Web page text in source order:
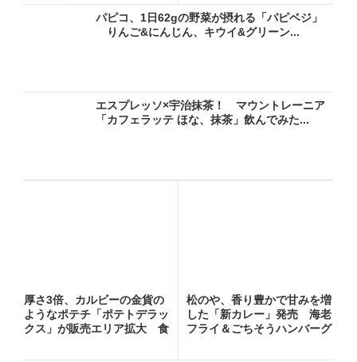
パピコ、1日62gの野菜が摂れる「パピベジ」
りんご&にんじん、キウイ&グリーン...
エスプレッソ×宇治抹茶！ マウントレーニア
「カフェラッテ ほな、抹茶」飲んでみた...
厚さ3倍、カルビーの金貨の
ようなポテチ「ポテトデラッ
クス」が販売エリア拡大 食
松のや、香り豊かで甘みを増
した「新カレー」発売 海老
フライ＆ごちそうハンバーグ